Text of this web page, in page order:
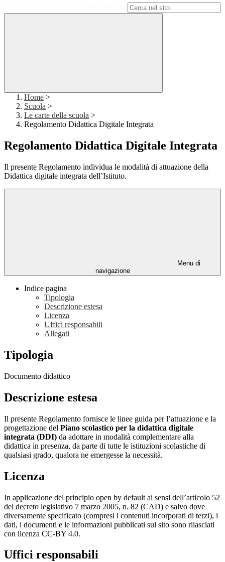
Home >
Scuola >
Le carte della scuola >
Regolamento Didattica Digitale Integrata
Regolamento Didattica Digitale Integrata
Il presente Regolamento individua le modalità di attuazione della
Didattica digitale integrata dell’Istituto.
Menu di
navigazione
Indice pagina
Tipologia
Descrizione estesa
Licenza
Uffici responsabili
Allegati
Tipologia
Documento didattico
Descrizione estesa
Il presente Regolamento fornisce le linee guida per l’attuazione e la
progettazione del Piano scolastico per la didattica digitale
integrata (DDI) da adottare in modalità complementare alla
didattica in presenza, da parte di tutte le istituzioni scolastiche di
qualsiasi grado, qualora ne emergesse la necessità.
Licenza
In applicazione del principio open by default ai sensi dell’articolo 52
del decreto legislativo 7 marzo 2005, n. 82 (CAD) e salvo dove
diversamente specificato (compresi i contenuti incorporati di terzi), i
dati, i documenti e le informazioni pubblicati sul sito sono rilasciati
con licenza CC-BY 4.0.
Uffici responsabili